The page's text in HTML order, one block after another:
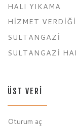
HALI YIKAMA
HIZMET
SULTANGAZI
SULTANGAZI
ÜST VERI
Oturum aç